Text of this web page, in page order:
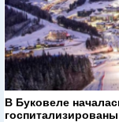
В Буковеле
госпитализированы